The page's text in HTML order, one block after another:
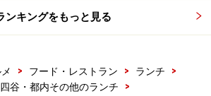
ンキングをもっと見る
> フード・レストラン > ランチ
>
谷・都内その他のランチ
>